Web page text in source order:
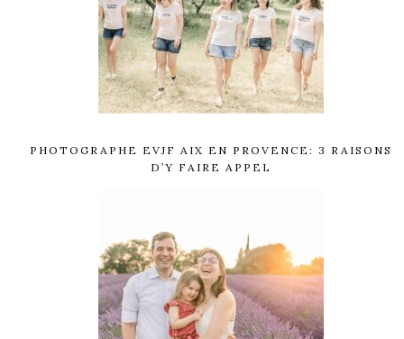
PHOTOGRAPHE EVJF AIX EN PROVENCE: 3 RAISONS
D’Y FAIRE APPEL